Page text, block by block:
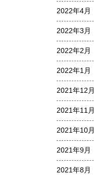
2022年4月
2022年3月
2022年2月
2022年1月
2021年12月
2021年11月
2021年10月
2021年9月
2021年8月